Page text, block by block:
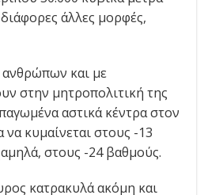
άλλες μορφές,
και με
στην μητροπολιτική της
αστικά κέντρα στον
κυμαίνεται στους -13
στους -24 βαθμούς.
κατρακυλά ακόμη και